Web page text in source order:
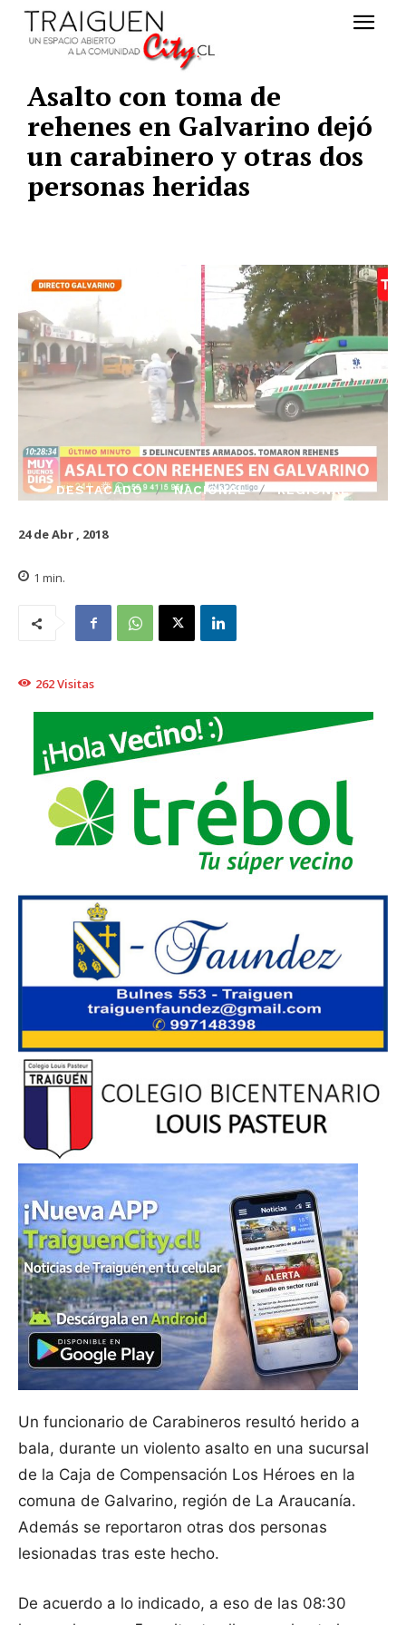
Asalto con toma de
rehenes en Galvarino dejó
un carabinero y otras dos
personas heridas
DESTACADO NACIONAL REGIONAL
24 de Abr , 2018
1 min.
262Visitas
Un funcionario de Carabineros resultó herido a
bala, durante un violento asalto en una sucursal
de la Caja de Compensación Los Héroes en la
comuna de Galvarino, región de La Araucanía.
Además se reportaron otras dos personas
lesionadas tras este hecho.
De acuerdo a lo indicado, a eso de las 08:30